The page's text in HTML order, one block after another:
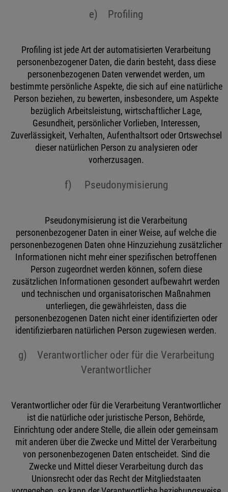
e) Profiling
Profiling ist jede Art der automatisierten Verarbeitung
personenbezogener Daten, die darin besteht, dass diese
personenbezogenen Daten verwendet werden, um
bestimmte persönliche Aspekte, die sich auf eine natürliche
Person beziehen, zu bewerten, insbesondere, um Aspekte
bezüglich Arbeitsleistung, wirtschaftlicher Lage,
Gesundheit, persönlicher Vorlieben, Interessen,
Zuverlässigkeit, Verhalten, Aufenthaltsort oder Ortswechsel
dieser natürlichen Person zu analysieren oder
vorherzusagen.
f) Pseudonymisierung
Pseudonymisierung ist die Verarbeitung
personenbezogener Daten in einer Weise, auf welche die
personenbezogenen Daten ohne Hinzuziehung zusätzlicher
Informationen nicht mehr einer spezifischen betroffenen
Person zugeordnet werden können, sofern diese
zusätzlichen Informationen gesondert aufbewahrt werden
und technischen und organisatorischen Maßnahmen
unterliegen, die gewährleisten, dass die
personenbezogenen Daten nicht einer identifizierten oder
identifizierbaren natürlichen Person zugewiesen werden.
g) Verantwortlicher oder für die Verarbeitung
Verantwortlicher
Verantwortlicher oder für die Verarbeitung Verantwortlicher
ist die natürliche oder juristische Person, Behörde,
Einrichtung oder andere Stelle, die allein oder gemeinsam
mit anderen über die Zwecke und Mittel der Verarbeitung
von personenbezogenen Daten entscheidet. Sind die
Zwecke und Mittel dieser Verarbeitung durch das
Unionsrecht oder das Recht der Mitgliedstaaten